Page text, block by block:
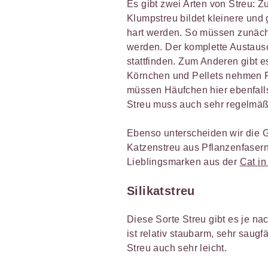
Es gibt zwei Arten von Streu:
Klumpstreu bildet kleinere
hart werden. So müssen
werden. Der komplette
stattfinden. Zum Anderen gibt
Körnchen und Pellets nehmen
müssen Häufchen hier
Streu muss auch sehr
Ebenso unterscheiden wir die
Katzenstreu aus
Lieblingsmarken aus der Cat
Silikatstreu
Diese Sorte Streu gibt es je
ist relativ staubarm, sehr
Streu auch sehr leicht.